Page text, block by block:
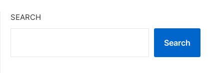
SEARCH
Search